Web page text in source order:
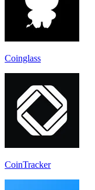
Coinglass
CoinTracker